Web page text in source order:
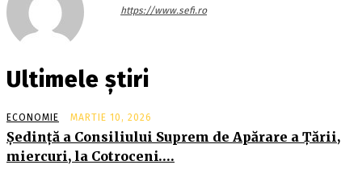
https://www.sefi.ro
Ultimele știri
ECONOMIE MARTIE 10, 2026
Şedinţă a Consiliului Suprem de Apărare a Ţării,
miercuri, la Cotroceni….